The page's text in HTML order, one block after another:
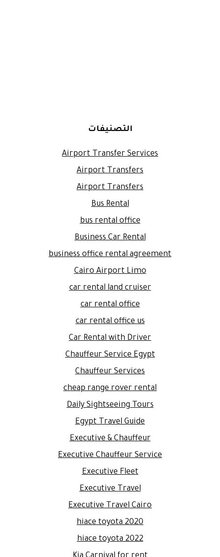
التصنيفات
Airport Transfer Services
Airport Transfers
Airport Transfers
Bus Rental
bus rental office
Business Car Rental
business office rental agreement
Cairo Airport Limo
car rental land cruiser
car rental office
car rental office us
Car Rental with Driver
Chauffeur Service Egypt
Chauffeur Services
cheap range rover rental
Daily Sightseeing Tours
Egypt Travel Guide
Executive & Chauffeur
Executive Chauffeur Service
Executive Fleet
Executive Travel
Executive Travel Cairo
hiace toyota 2020
hiace toyota 2022